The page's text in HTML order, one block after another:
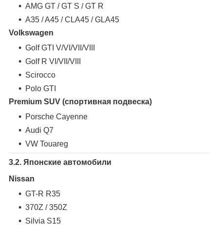
AMG GT / GT S / GT R
A35 / A45 / CLA45 / GLA45
Volkswagen
Golf GTI V/VI/VII/VIII
Golf R VI/VII/VIII
Scirocco
Polo GTI
Premium SUV (спортивная подвеска)
Porsche Cayenne
Audi Q7
VW Touareg
3.2. Японские автомобили
Nissan
GT-R R35
370Z / 350Z
Silvia S15